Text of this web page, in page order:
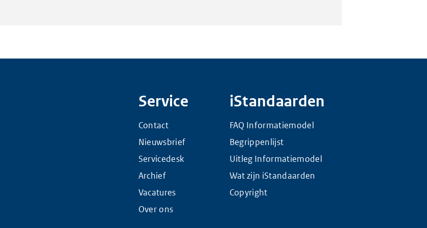
Service
Contact
Nieuwsbrief
Servicedesk
Archief
Vacatures
Over ons
iStandaarden
FAQ Informatiemodel
Begrippenlijst
Uitleg Informatiemodel
Wat zijn iStandaarden
Copyright